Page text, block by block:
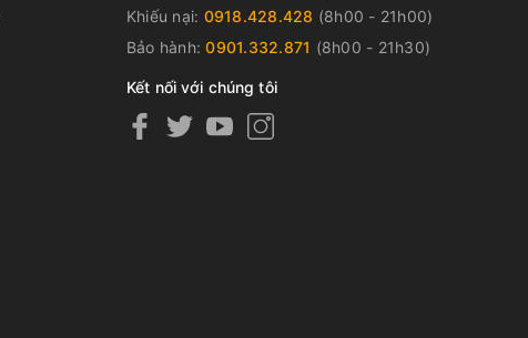
Khiếu nại: 0918.428.428 (8h00 - 21h00)
Bảo hành:0901.332.871 (8h00 - 21h30)
Kết nối với chúng tôi